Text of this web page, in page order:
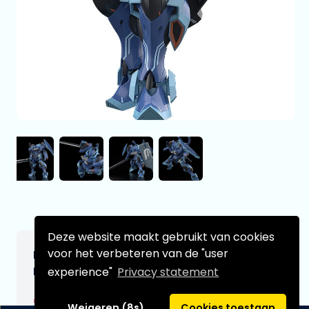
Deze website maakt gebruikt van cookies
voor het verbeteren van de "user
experience" Privacy statement
Knight's & Magic Moderoid Plastic Model
Kit Toybox 14 cm
€64,99[Onder voorbehoud]